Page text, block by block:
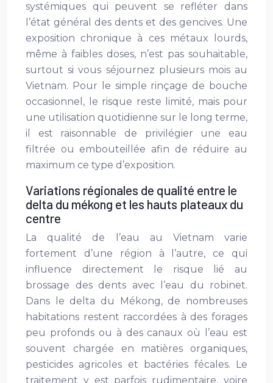
systémiques qui peuvent se refléter dans
l’état général des dents et des gencives. Une
exposition chronique à ces métaux lourds,
même à faibles doses, n’est pas souhaitable,
surtout si vous séjournez plusieurs mois au
Vietnam. Pour le simple rinçage de bouche
occasionnel, le risque reste limité, mais pour
une utilisation quotidienne sur le long terme,
il est raisonnable de privilégier une eau
filtrée ou embouteillée afin de réduire au
maximum ce type d’exposition.
Variations régionales de qualité entre le
delta du mékong et les hauts plateaux du
centre
La qualité de l’eau au Vietnam varie
fortement d’une région à l’autre, ce qui
influence directement le risque lié au
brossage des dents avec l’eau du robinet.
Dans le delta du Mékong, de nombreuses
habitations restent raccordées à des forages
peu profonds ou à des canaux où l’eau est
souvent chargée en matières organiques,
pesticides agricoles et bactéries fécales. Le
traitement y est parfois rudimentaire, voire